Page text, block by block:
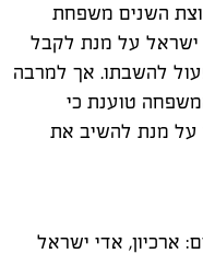
השנים משפחת
על מנת לקבל
להשבתו. אך למרבה
טוענת כי
מנת להשיב את
ארכיון, אדי ישראל